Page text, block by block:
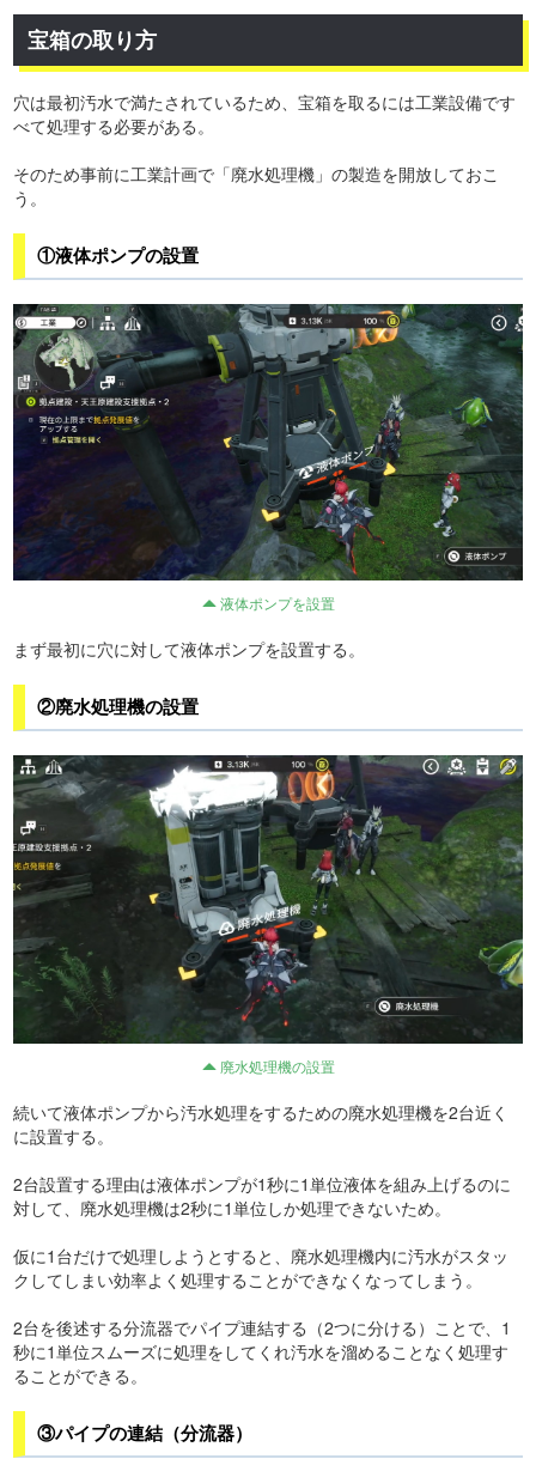
宝箱の取り方
穴は最初汚水で満たされているため、宝箱を取るには工業設備です
べて処理する必要がある。
そのため事前に工業計画で「廃水処理機」の製造を開放しておこ
う。
①液体ポンプの設置
液体ポンプを設置
まず最初に穴に対して液体ポンプを設置する。
②廃水処理機の設置
廃水処理機の設置
続いて液体ポンプから汚水処理をするための廃水処理機を2台近く
に設置する。
2台設置する理由は液体ポンプが1秒に1単位液体を組み上げるのに
対して、廃水処理機は2秒に1単位しか処理できないため。
仮に1台だけで処理しようとすると、廃水処理機内に汚水がスタッ
クしてしまい効率よく処理することができなくなってしまう。
2台を後述する分流器でパイプ連結する（2つに分ける）ことで、1
秒に1単位スムーズに処理をしてくれ汚水を溜めることなく処理す
ることができる。
③パイプの連結（分流器）